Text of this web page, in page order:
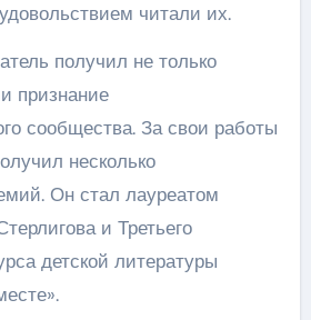
читали их.
получил не только
признание
сообщества. За свои работы
несколько
Он стал лауреатом
и Третьего
детской литературы